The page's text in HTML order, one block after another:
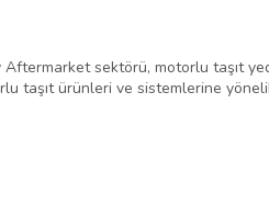
sektörü, motorlu taşıt
taşıt ürünleri ve sistemlerine